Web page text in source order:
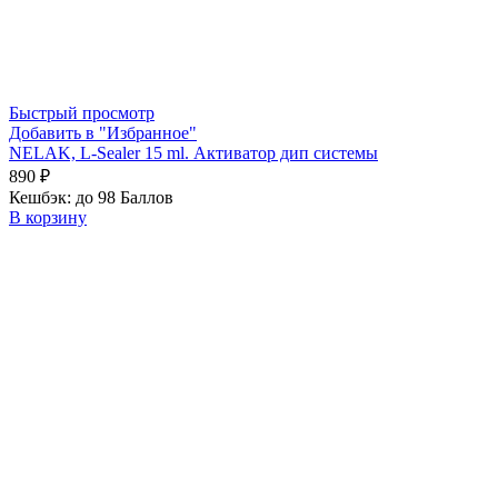
Быстрый просмотр
Добавить в "Избранное"
NELAK, L-Sealer 15 ml. Активатор дип системы
890 ₽
Кешбэк: до 98 Баллов
В корзину